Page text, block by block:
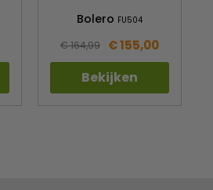
Bolero FU504
€ 164,99 € 155,00
Bekijken